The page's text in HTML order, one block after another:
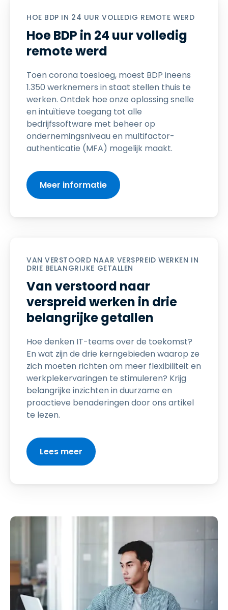
HOE BDP IN 24 UUR VOLLEDIG REMOTE WERD
Hoe BDP in 24 uur volledig
remote werd
Toen corona toesloeg, moest BDP ineens
1.350 werknemers in staat stellen thuis te
werken. Ontdek hoe onze oplossing snelle
en intuïtieve toegang tot alle
bedrijfssoftware met beheer op
ondernemingsniveau en multifactor-
authenticatie (MFA) mogelijk maakt.
Meer informatie
VAN VERSTOORD NAAR VERSPREID WERKEN IN
DRIE BELANGRIJKE GETALLEN
Van verstoord naar
verspreid werken in drie
belangrijke getallen
Hoe denken IT-teams over de toekomst?
En wat zijn de drie kerngebieden waarop ze
zich moeten richten om meer flexibiliteit en
werkplekervaringen te stimuleren? Krijg
belangrijke inzichten in duurzame en
proactieve benaderingen door ons artikel
te lezen.
Lees meer